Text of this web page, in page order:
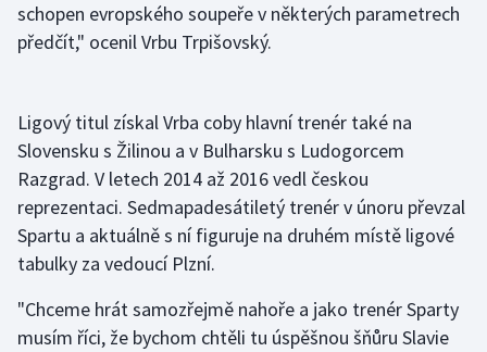
schopen evropského soupeře v některých parametrech
předčít," ocenil Vrbu Trpišovský.
Ligový titul získal Vrba coby hlavní trenér také na
Slovensku s Žilinou a v Bulharsku s Ludogorcem
Razgrad. V letech 2014 až 2016 vedl českou
reprezentaci. Sedmapadesátiletý trenér v únoru převzal
Spartu a aktuálně s ní figuruje na druhém místě ligové
tabulky za vedoucí Plzní.
"Chceme hrát samozřejmě nahoře a jako trenér Sparty
musím říci, že bychom chtěli tu úspěšnou šňůru Slavie